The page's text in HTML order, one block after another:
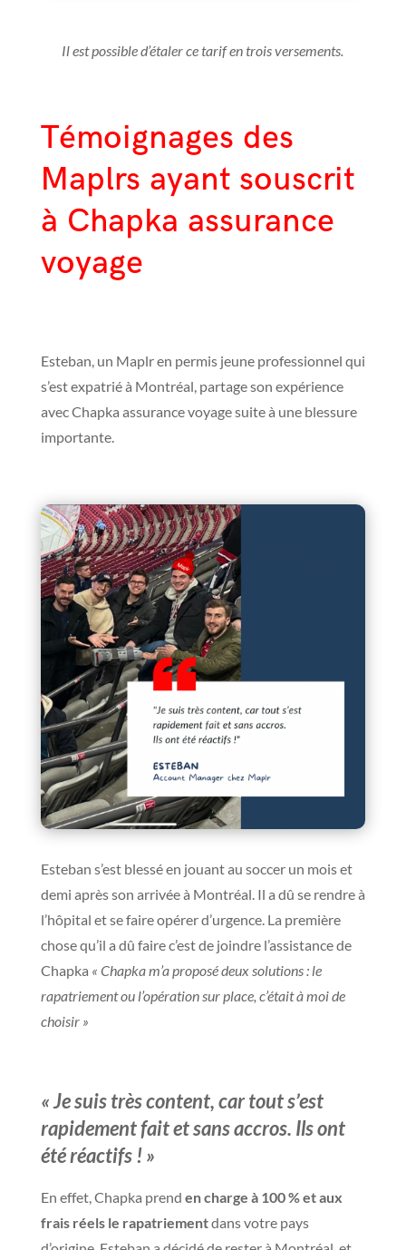
Il est possible d’étaler ce tarif en trois versements.
Témoignages des
Maplrs ayant souscrit
à Chapka assurance
voyage
Esteban, un Maplr en permis jeune professionnel qui
s’est expatrié à Montréal, partage son expérience
avec Chapka assurance voyage suite à une blessure
importante.
Esteban s’est blessé en jouant au soccer un mois et
demi après son arrivée à Montréal. Il a dû se rendre à
l’hôpital et se faire opérer d’urgence. La première
chose qu’il a dû faire c’est de joindre l’assistance de
Chapka « Chapka m’a proposé deux solutions : le
rapatriement ou l’opération sur place, c’était à moi de
choisir »
« Je suis très content, car tout s’est
rapidement fait et sans accros. Ils ont
été réactifs ! »
En effet, Chapka prend en charge à 100 % et aux
frais réels le rapatriementdans votre pays